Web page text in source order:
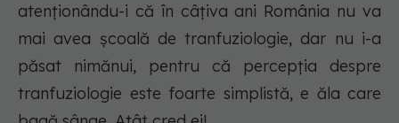
atenționându-i că în câțiva ani România nu va
mai avea școală de tranfuziologie, dar nu i-a
păsat nimănui, pentru că percepția despre
tranfuziologie este foarte simplistă, e ăla care